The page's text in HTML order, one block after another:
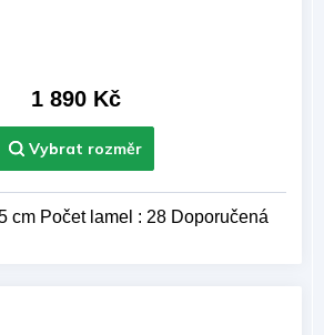
1 890 Kč
cm Počet lamel : 28 Doporučená